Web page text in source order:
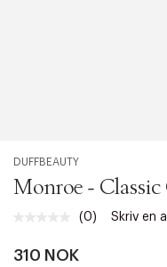
DUFFBEAUTY
Monroe -
Ingen
(0) Skriv en
310 NOK